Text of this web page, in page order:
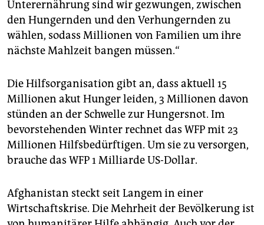
Unterernährung sind wir gezwungen, zwischen
den Hungernden und den Verhungernden zu
wählen, sodass Millionen von Familien um ihre
nächste Mahlzeit bangen müssen.“
Die Hilfsorganisation gibt an, dass aktuell 15
Millionen akut Hunger leiden, 3 Millionen davon
stünden an der Schwelle zur Hungersnot. Im
bevorstehenden Winter rechnet das WFP mit 23
Millionen Hilfsbedürftigen. Um sie zu versorgen,
brauche das WFP 1 Milliarde US-Dollar.
Afghanistan steckt seit Langem in einer
Wirtschaftskrise. Die Mehrheit der Bevölkerung ist